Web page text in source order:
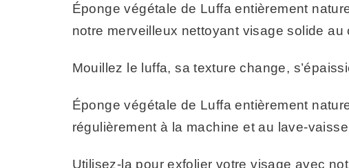
Éponge végétale de Luffa entièrement
notre merveilleux nettoyant visage solide au
Mouillez le luffa, sa texture change,
Éponge végétale de Luffa entièrement
régulièrement à la machine et au lave-
Utilisez-la pour exfolier votre visage avec